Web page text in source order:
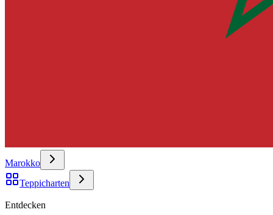
Marokko
Teppicharten
Entdecken